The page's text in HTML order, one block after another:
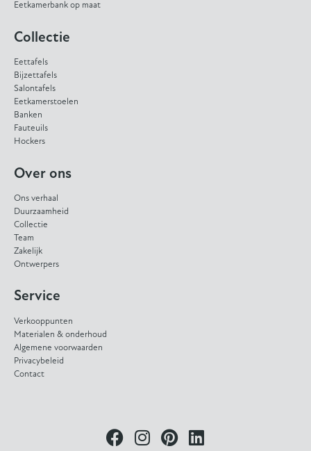
Eetkamerbank op maat
Collectie
Eettafels
Bijzettafels
Salontafels
Eetkamerstoelen
Banken
Fauteuils
Hockers
Over ons
Ons verhaal
Duurzaamheid
Collectie
Team
Zakelijk
Ontwerpers
Service
Verkooppunten
Materialen & onderhoud
Algemene voorwaarden
Privacybeleid
Contact